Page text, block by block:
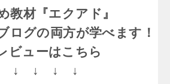
教材『エクアド』
ログの両方が学べます！
ビューはこちら
↓ ↓ ↓ ↓